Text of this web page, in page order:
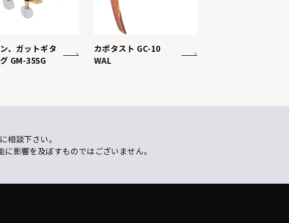
、ガットギタ
GM-35SG
カポタスト GC-10
WAL
相談下さい。
影響を及ぼすものではございません。